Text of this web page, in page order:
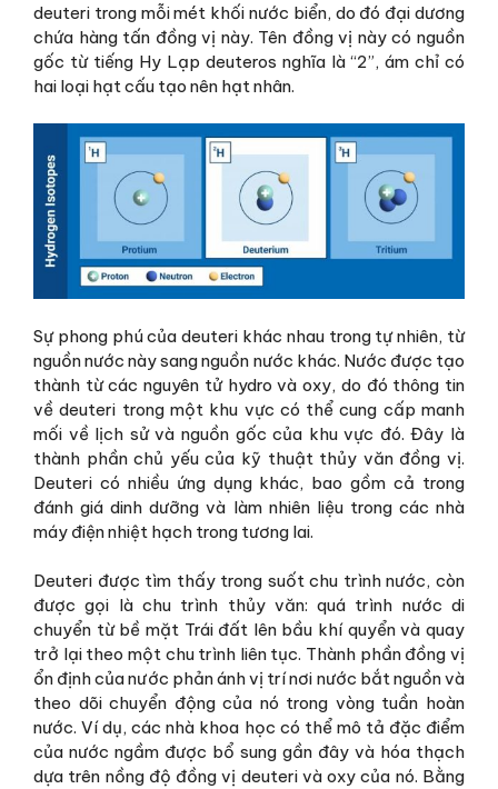
deuteri trong mỗi mét khối nước biển, do đó đại dương
chứa hàng tấn đồng vị này. Tên đồng vị này có nguồn
gốc từ tiếng Hy Lạp deuteros nghĩa là “2”, ám chỉ có
hai loại hạt cấu tạo nên hạt nhân.
Sự phong phú của deuteri khác nhau trong tự nhiên, từ
nguồn nước này sang nguồn nước khác. Nước được tạo
thành từ các nguyên tử hydro và oxy, do đó thông tin
về deuteri trong một khu vực có thể cung cấp manh
mối về lịch sử và nguồn gốc của khu vực đó. Đây là
thành phần chủ yếu của kỹ thuật thủy văn đồng vị.
Deuteri có nhiều ứng dụng khác, bao gồm cả trong
đánh giá dinh dưỡng và làm nhiên liệu trong các nhà
máy điện nhiệt hạch trong tương lai.
Deuteri được tìm thấy trong suốt chu trình nước, còn
được gọi là chu trình thủy văn: quá trình nước di
chuyển từ bề mặt Trái đất lên bầu khí quyển và quay
trở lại theo một chu trình liên tục. Thành phần đồng vị
ổn định của nước phản ánh vị trí nơi nước bắt nguồn và
theo dõi chuyển động của nó trong vòng tuần hoàn
nước. Ví dụ, các nhà khoa học có thể mô tả đặc điểm
của nước ngầm được bổ sung gần đây và hóa thạch
dựa trên nồng độ đồng vị deuteri và oxy của nó. Bằng